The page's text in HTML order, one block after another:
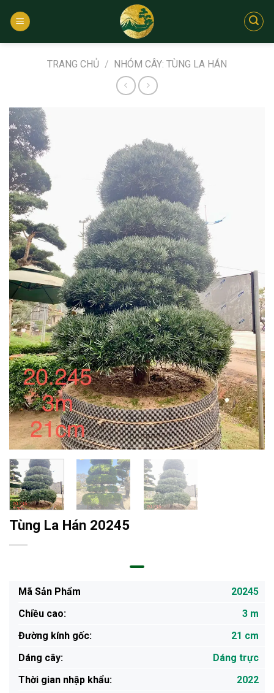
qua
TRANG CHỦ / NHÓM CÂY: TÙNG LA HÁN
Tùng La Hán 20245
Mã Sản Phẩm
20245
Chiều cao:
3 m
Đường kính gốc:
21 cm
Dáng cây:
Dáng trực
Thời gian nhập khẩu:
2022